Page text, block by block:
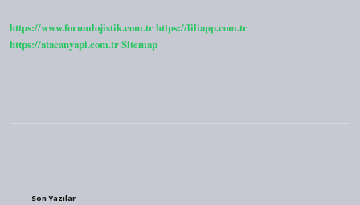
https://www.forumlojistik.com.trhttps://liliapp.com.tr
https://atacanyapi.com.trSitemap
Son Yazılar